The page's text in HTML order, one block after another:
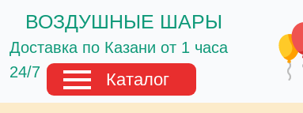
ВОЗДУШНЫЕ ШАРЫ
Доставка по Казани от 1 часа
24/7
Каталог